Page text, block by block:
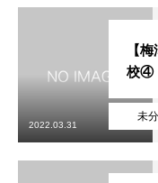
未
【
校④
2022.03.31